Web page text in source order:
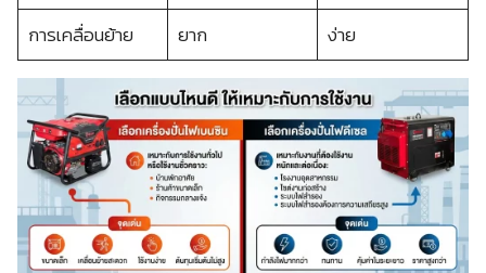
การเคลื่อนย้าย
ยาก ง่าย